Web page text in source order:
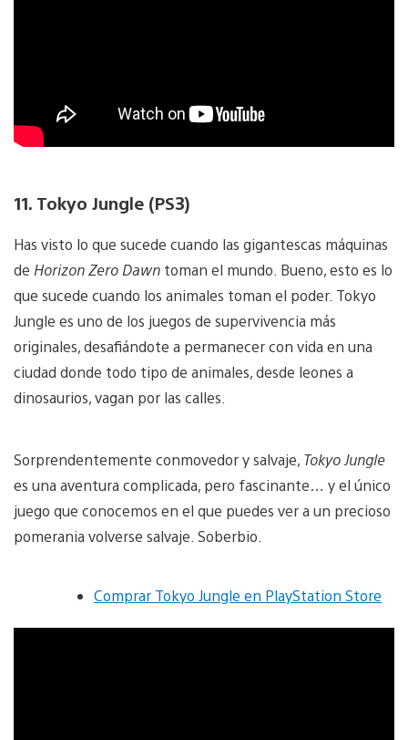
11. Tokyo Jungle (PS3)
Has visto lo que sucede cuando las gigantescas máquinas
de Horizon Zero Dawn toman el mundo. Bueno, esto es lo
que sucede cuando los animales toman el poder. Tokyo
Jungle es uno de los juegos de supervivencia más
originales, desafiándote a permanecer con vida en una
ciudad donde todo tipo de animales, desde leones a
dinosaurios, vagan por las calles.
Sorprendentemente conmovedor y salvaje, Tokyo Jungle
es una aventura complicada, pero fascinante… y el único
juego que conocemos en el que puedes ver a un precioso
pomerania volverse salvaje. Soberbio.
Comprar Tokyo Jungle en PlayStation Store